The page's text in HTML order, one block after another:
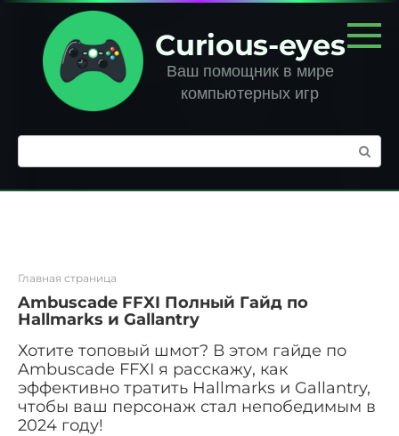
Перейти
контенту
Curious-eyes
Ваш помощник в мире
компьютерных игр
Поиск:
Главная страница
Ambuscade FFXI Полный Гайд по
Hallmarks и Gallantry
Хотите топовый шмот? В этом гайде по
Ambuscade FFXI я расскажу, как
эффективно тратить Hallmarks и Gallantry,
чтобы ваш персонаж стал непобедимым в
2024 году!